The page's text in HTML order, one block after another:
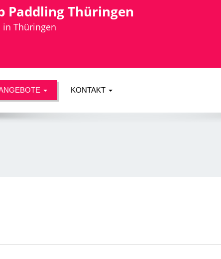
Paddling Thüringen
in Thüringen
KONTAKT